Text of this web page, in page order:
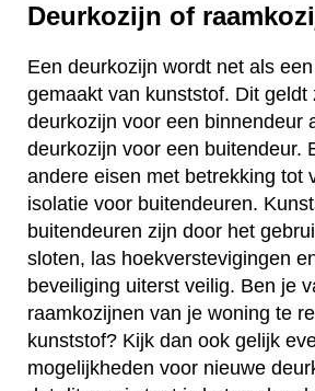
Deurkozijn of
Een deurkozijn wordt net als
gemaakt van kunststof. Dit geldt
deurkozijn voor een binnendeur
deurkozijn voor een buitendeur.
andere eisen met betrekking tot
isolatie voor buitendeuren.
buitendeuren zijn door het
sloten, las hoekverstevigingen
beveiliging uiterst veilig. Ben je
raamkozijnen van je woning te
kunststof? Kijk dan ook gelijk
mogelijkheden voor nieuwe